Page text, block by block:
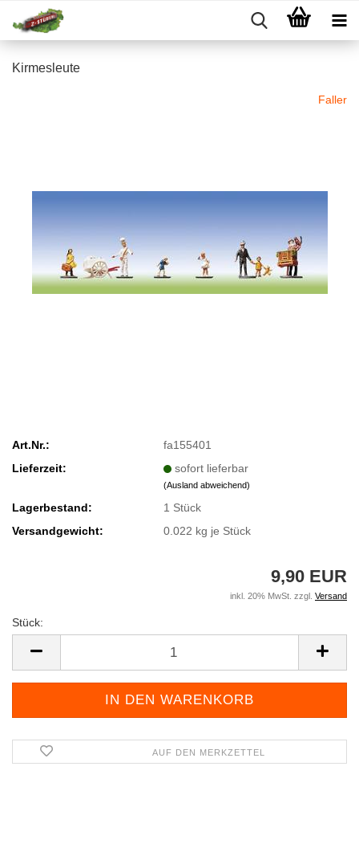
Kirmesleute
Faller
Art.Nr.:
fa155401
Lieferzeit:
sofort lieferbar
(Ausland abweichend)
Lagerbestand: 1 Stück
Versandgewicht:
0.022 kg je Stück
9,90 EUR
inkl. 20% MwSt. zzgl. Versand
Stück:
AUF DEN MERKZETTEL